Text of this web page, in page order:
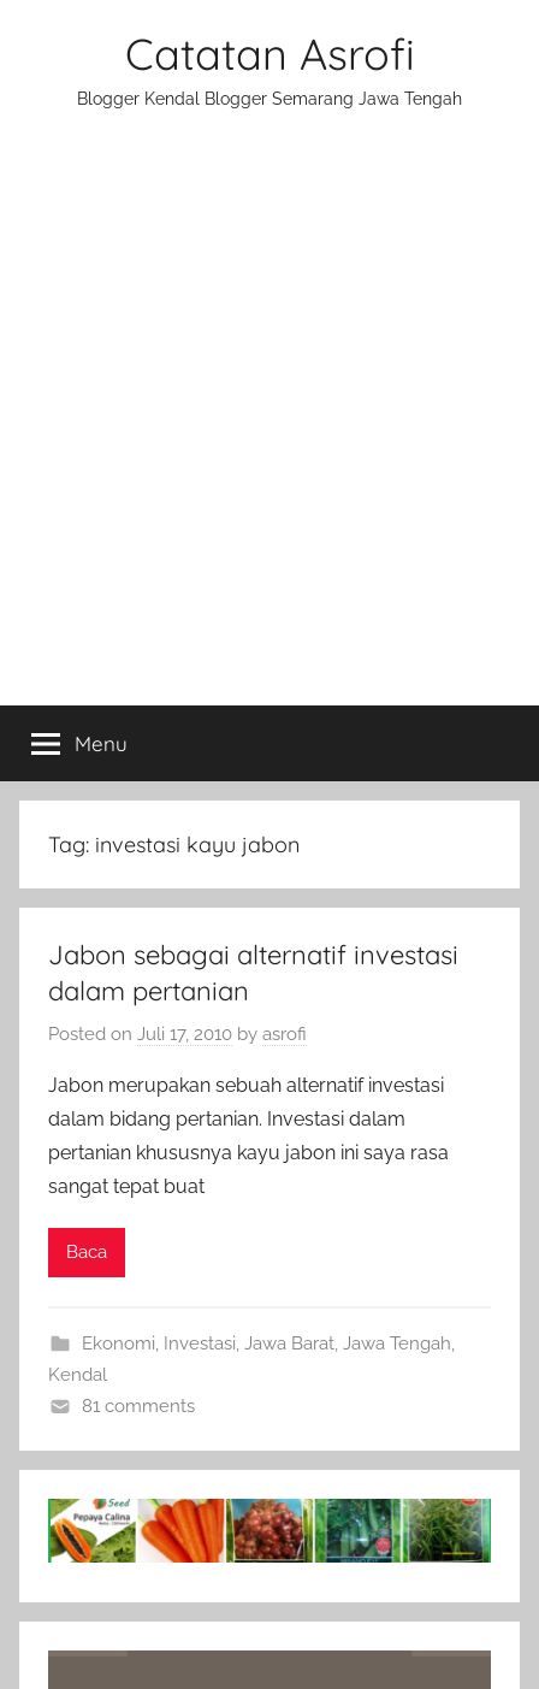
Catatan Asrofi
Blogger Kendal Blogger Semarang Jawa Tengah
Menu
Tag: investasi kayu jabon
Jabon sebagai alternatif investasi
dalam pertanian
Posted on Juli 17, 2010 by asrofi
Jabon merupakan sebuah alternatif investasi
dalam bidang pertanian. Investasi dalam
pertanian khususnya kayu jabon ini saya rasa
sangat tepat buat
Baca
Ekonomi Investasi Jawa Barat, Jawa Tengah
Kendal
81 comments